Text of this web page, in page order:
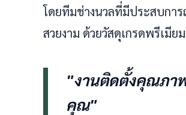
โดยทีมช่างนวลที่มีประสบกา
สวยงาม ด้วยวัสดุเกรดพรีเมี
"งานติดตั้งคุณภา
คุณ"